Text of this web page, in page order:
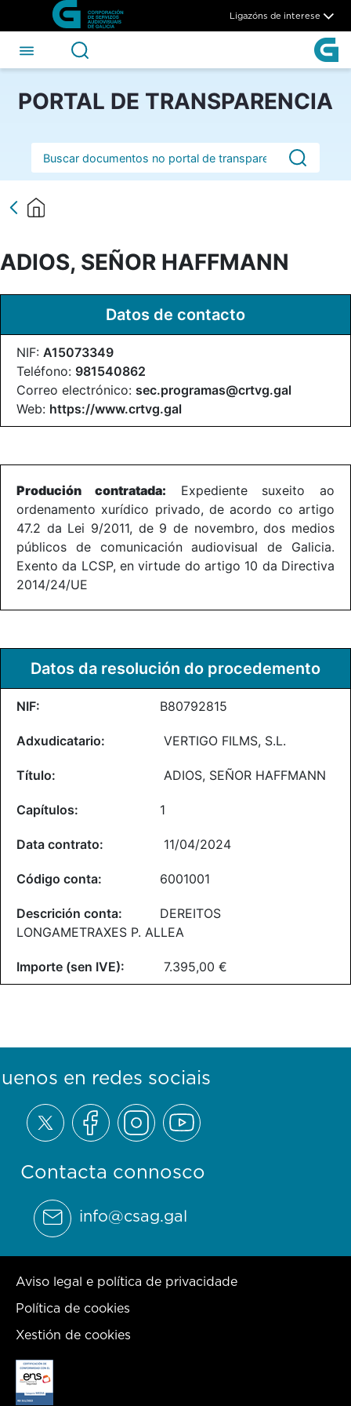
Skip to Main Content
ADIOS, SEÑOR HAFFMANN -
Ligazóns de interese
PORTAL DE TRANSPARENCIA
Barra de busca
ADIOS, SEÑOR HAFFMANN
Datos de contacto
NIF: A15073349
Teléfono: 981540862
Correo electrónico: sec.programas@crtvg.gal
Web: https://www.crtvg.gal
Produción contratada: Expediente suxeito ao
ordenamento xurídico privado, de acordo co artigo
47.2 da Lei 9/2011, de 9 de novembro, dos medios
públicos de comunicación audiovisual de Galicia.
Exento da LCSP, en virtude do artigo 10 da Directiva
2014/24/UE
Datos da resolución do procedemento
B80792815
VERTIGO FILMS, S.L.
ADIOS, SEÑOR HAFFMANN
1
11/04/2024
6001001
DEREITOS
LONGAMETRAXES P. ALLEA
7.395,00 €
Contacta connosco
info@csag.gal
en redes sociais
Aviso legal e política de privacidade
Política de cookies
Xestión de cookies